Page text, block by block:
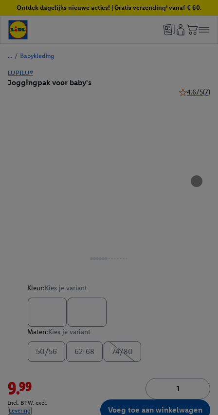
Ontdek dagelijks nieuwe acties! | Gratis verzending¹ vanaf € 60.
/ Babykleding
LUPILU®
Joggingpak voor baby's
4.6/5(7)
Kleur:Kies je variant
Maten:Kies je variant
50/56 62-68 74/80
9.99
Incl. BTW. excl.
Levering
Voeg toe aan winkelwagen